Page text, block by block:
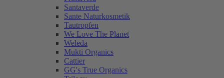
Santaverde
Sante Naturkosmetik
Tautropfen
We Love The Planet
Weleda
Mukti Organics
Cattier
GG's True Organics